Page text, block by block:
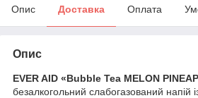
Опис Доставка Оплата
Опис
EVER AID «Bubble Tea MELON
безалкогольний слабогазований напій